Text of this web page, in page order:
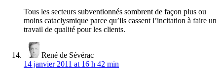
Tous les secteurs subventionnés sombrent de façon plus ou
moins cataclysmique parce qu’ils cassent l’incitation à faire un
travail de qualité pour les clients.
René de Sévérac
14 janvier 2011 at 16 h 42 min